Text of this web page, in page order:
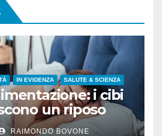
IN EVIDENZA SALUTE & SCIENZA
i cibi
un riposo
RAIMONDO BOVONE